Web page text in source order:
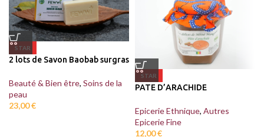
STAR
2 lots de Savon Baobab surgras
Beauté & Bien être, Soins de la
peau
23,00€
STAR
PATE D’ARACHIDE
Epicerie Ethnique, Autres
Epicerie Fine
12,00€